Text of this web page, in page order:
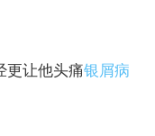
更让他头痛银屑病